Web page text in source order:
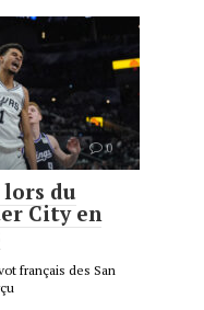
0
du
City en
français des San